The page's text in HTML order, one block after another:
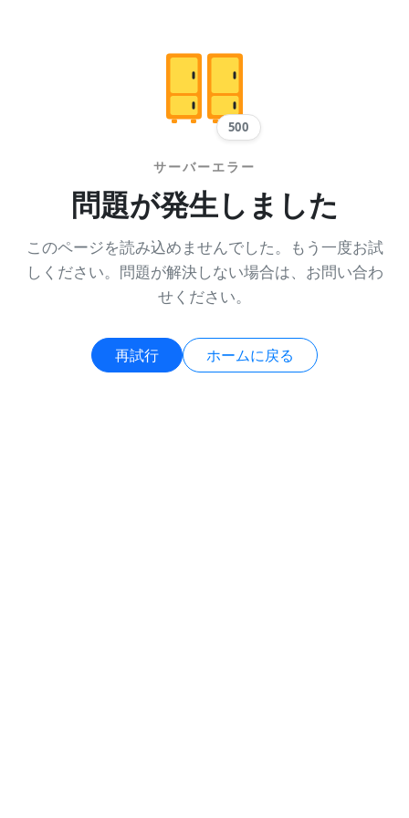
500
サーバーエラー
問題が発生しました
このページを読み込めませんでした。もう一度お試
しください。問題が解決しない場合は、お問い合わ
せください。
再試行 ホームに戻る